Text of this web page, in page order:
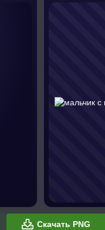
Скачать PNG